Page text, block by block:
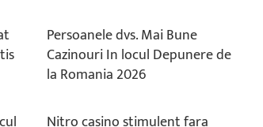
Persoanele dvs. Mai Bune
Cazinouri In locul Depunere de
la Romania 2026
Nitro casino stimulent fara